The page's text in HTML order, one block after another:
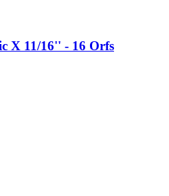
X 11/16'' - 16 Orfs